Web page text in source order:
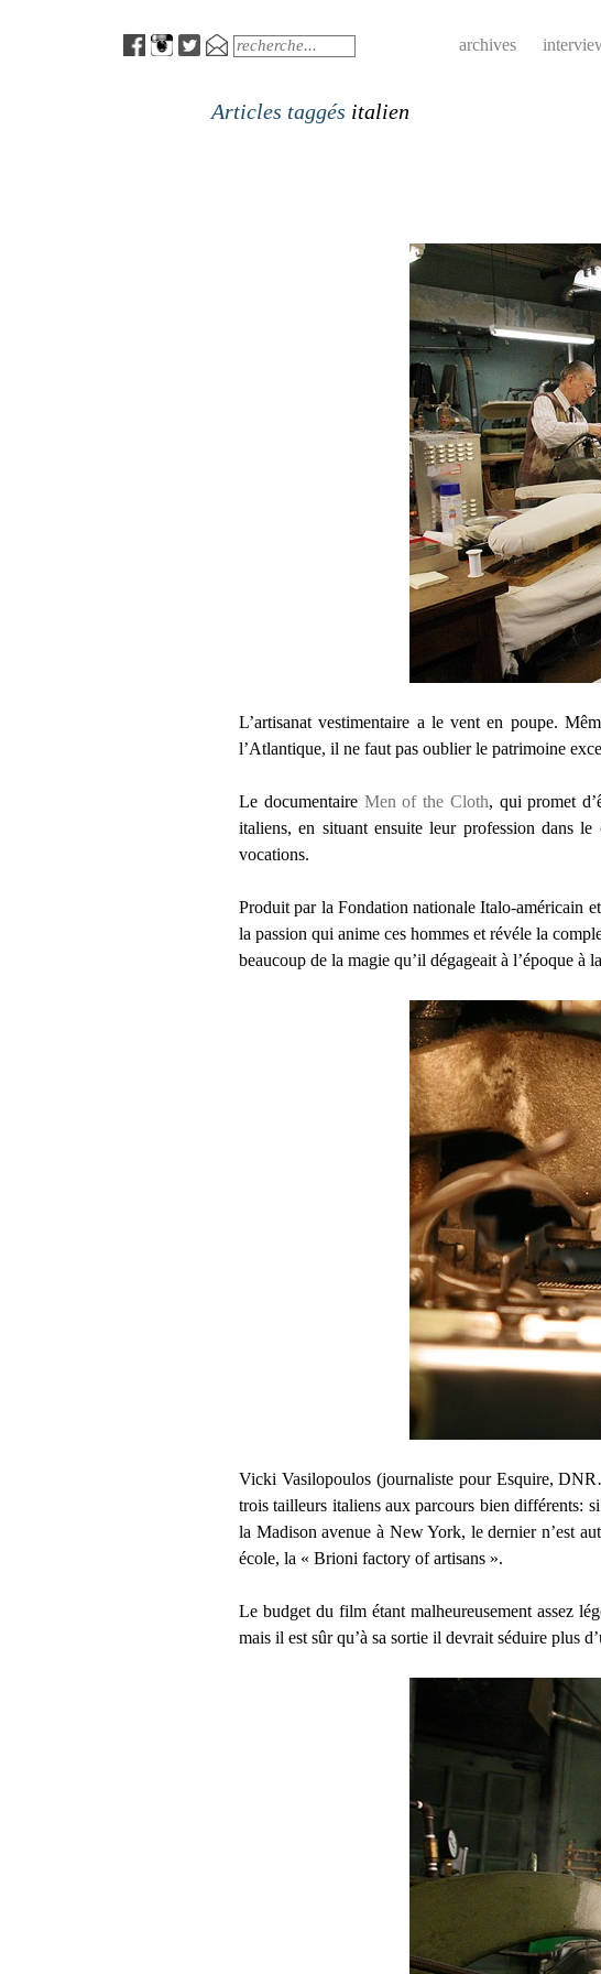
MenuSearch archives
Articles taggés italien
L’artisanat vestimentaire a le vent en poupe.
l’Atlantique, il ne faut pas oublier le patrimoine
Le documentaire Men of the Cloth, qui promet
italiens, en situant ensuite leur profession dans
vocations.
Produit par la Fondation nationale Italo-américain
la passion qui anime ces hommes et révéle la
beaucoup de la magie qu’il dégageait à l’époque à
Vicki Vasilopoulos (journaliste pour Esquire,
trois tailleurs italiens aux parcours bien différents:
la Madison avenue à New York, le dernier n’est
école, la « Brioni factory of artisans ».
Le budget du film étant malheureusement assez
mais il est sûr qu’à sa sortie il devrait séduire plus